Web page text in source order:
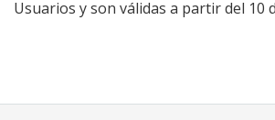
Usuarios y son válidas a partir del 10